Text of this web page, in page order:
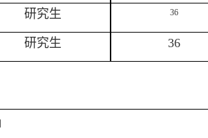
研究生 36
研究生 36